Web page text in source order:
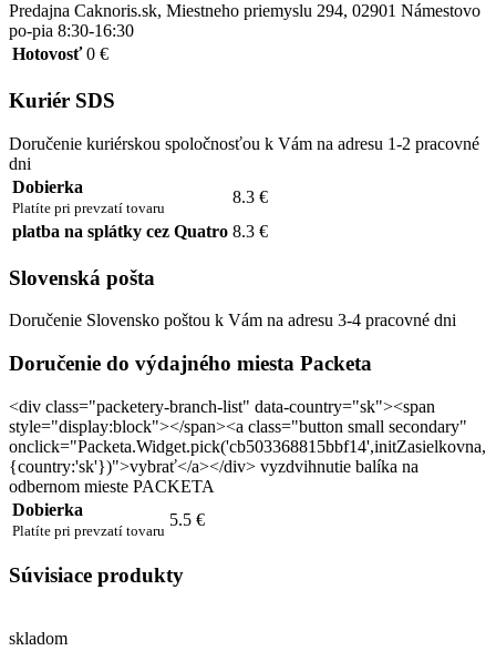
Predajna Caknoris.sk, Miestneho priemyslu 294, 02901 Námestovo
po-pia 8:30-16:30
Hotovosť 0 €
Kuriér SDS
Doručenie kuriérskou spoločnosťou k Vám na adresu 1-2 pracovné
dni
Dobierka
Platíte pri prevzatí tovaru
8.3 €
platba na splátky cez Quatro 8.3 €
Slovenská pošta
Doručenie Slovensko poštou k Vám na adresu 3-4 pracovné dni
Doručenie do výdajného miesta Packeta
<div class="packetery-branch-list" data-country="sk"><span
style="display:block"></span><a class="button small secondary"
onclick="Packeta.Widget.pick('cb503368815bbf14',initZasielkovna,
{country:'sk'})">vybrať</a></div> vyzdvihnutie balíka na
odbernom mieste PACKETA
Dobierka
Platíte pri prevzatí tovaru
5.5 €
Súvisiace produkty
skladom